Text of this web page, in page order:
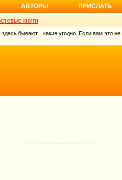
АВТОРЫ ПРИСЛАТЬ
книги
бывают... какие угодно. Если вам это не